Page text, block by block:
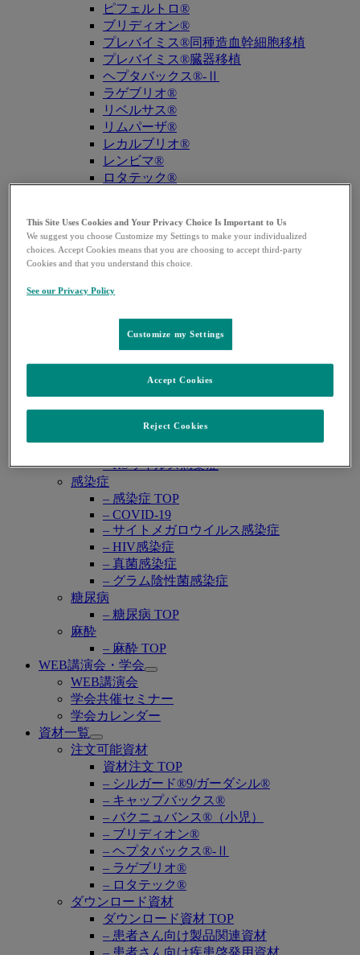
ピフェルトロ®
ブリディオン®
プレバイミス®同種造血幹細胞移植
プレバイミス®臓器移植
ヘプタバックス®-Ⅱ
ラゲブリオ®
リベルサス®
リムパーザ®
レカルブリオ®
レンビマ®
ロタテック®
submenu
– 悪性腫瘍 TOP
– 婦人科癌
– 泌尿器癌
肺高血圧症
– PAH（肺動脈性肺高血圧症）
– CTEPH （慢性血栓塞栓性肺高血圧症）
ワクチン・予防抗体薬
– ワクチン・予防抗体薬 TOP
– 子宮頸がん・HPV関連疾患
– ロタウイルス感染症
– 肺炎球菌感染症
– B型肝炎
– RSウイルス感染症
感染症
– 感染症 TOP
– COVID-19
– サイトメガロウイルス感染症
– HIV感染症
– 真菌感染症
– グラム陰性菌感染症
糖尿病
– 糖尿病 TOP
麻酔
– 麻酔 TOP
WEB講演会・学会
Open
WEB講演会
学会共催セミナー
学会カレンダー
資材一覧
Open
submenu
注文可能資材
資材注文 TOP
– シルガード®9/ガーダシル®
– キャップバックス®
– バクニュバンス®（小児）
– ブリディオン®
– ヘプタバックス®-Ⅱ
– ラゲブリオ®
– ロタテック®
ダウンロード資材
ダウンロード資材 TOP
– 患者さん向け製品関連資材
– 患者さん向け疾患啓発用資材
This Site Uses Cookies and Your Privacy Choice Is Important to Us
We suggest you choose Customize my Settings to make your individualized
choices. Accept Cookies means that you are choosing to accept third-party
Cookies and that you understand this choice.
See our Privacy Policy
Customize my Settings
Reject Cookies
Accept Cookies